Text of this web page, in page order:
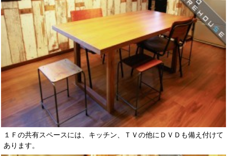
１Ｆの共有スペースには、キッチン、ＴＶの他にＤＶＤも備え付けて
あります。